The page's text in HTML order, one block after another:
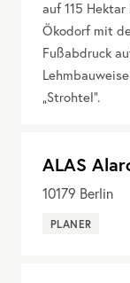
auf 115
Ökodorf mit
Fußabdruck
„Strohtel“.
ALAS
10179 Berlin
PLANER